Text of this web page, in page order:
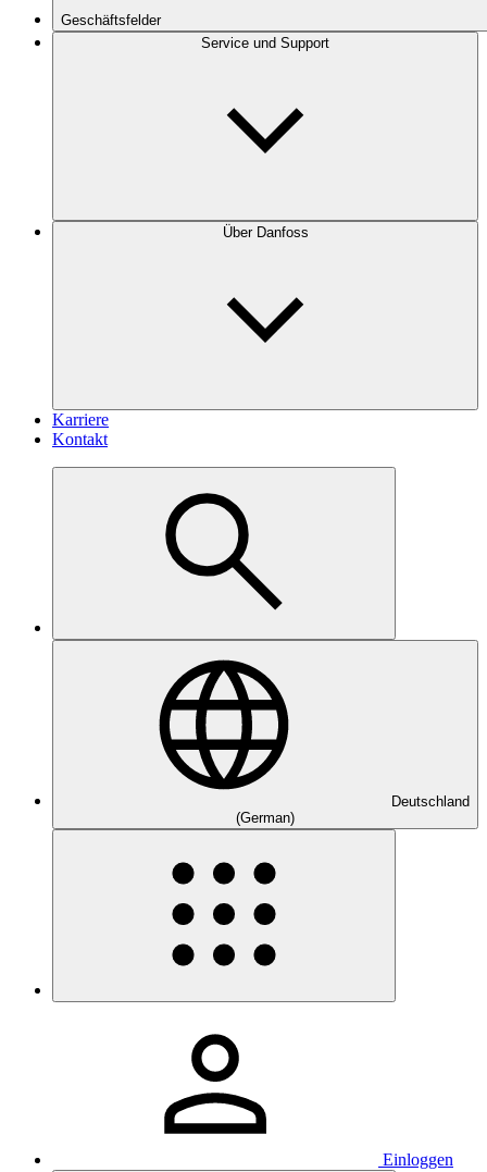
Geschäftsfelder
Service und Support
Über Danfoss
Karriere
Kontakt
Deutschland
(German)
Einloggen